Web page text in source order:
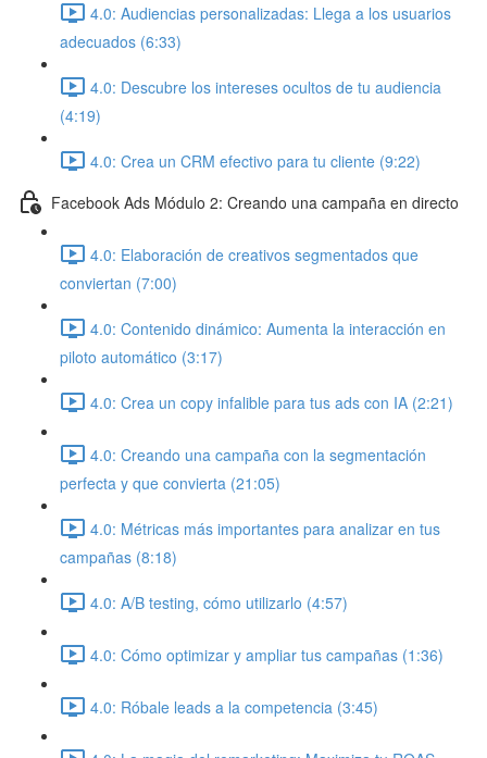
4.0: Audiencias personalizadas: Llega a los usuarios
adecuados (6:33)
4.0: Descubre los intereses ocultos de tu audiencia
(4:19)
4.0: Crea un CRM efectivo para tu cliente (9:22)
Facebook Ads Módulo 2: Creando una campaña en directo
4.0: Elaboración de creativos segmentados que
conviertan (7:00)
4.0: Contenido dinámico: Aumenta la interacción en
piloto automático (3:17)
4.0: Crea un copy infalible para tus ads con IA (2:21)
4.0: Creando una campaña con la segmentación
perfecta y que convierta (21:05)
4.0: Métricas más importantes para analizar en tus
campañas (8:18)
4.0: A/B testing, cómo utilizarlo (4:57)
4.0: Cómo optimizar y ampliar tus campañas (1:36)
4.0: Róbale leads a la competencia (3:45)